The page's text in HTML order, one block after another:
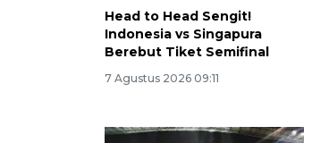
Head to Head Sengit!
Indonesia vs Singapura
Berebut Tiket Semifinal
7 Agustus 2026 09:11